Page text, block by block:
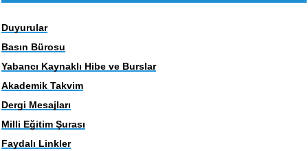
Duyurular
Basın Bürosu
Yabancı Kaynaklı Hibe ve Burslar
Akademik Takvim
Dergi Mesajları
Milli Eğitim Şurası
Faydalı Linkler